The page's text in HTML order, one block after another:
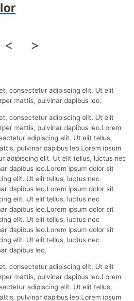
< >
consectetur adipiscing elit. Ut elit
mattis, pulvinar dapibus leo.
consectetur adipiscing elit. Ut elit
mattis, pulvinar dapibus leo.Lorem
adipiscing elit. Ut elit tellus,
pulvinar dapibus leo.Lorem ipsum
adipiscing elit. Ut elit tellus, luctus nec
dapibus leo.Lorem ipsum dolor sit
elit. Ut elit tellus, luctus nec
dapibus leo.Lorem ipsum dolor sit
elit. Ut elit tellus, luctus nec
dapibus leo.Lorem ipsum dolor sit
elit. Ut elit tellus, luctus nec
dapibus leo.Lorem ipsum dolor sit
elit. Ut elit tellus, luctus nec
dapibus leo.
consectetur adipiscing elit. Ut elit
mattis, pulvinar dapibus leo.Lorem
adipiscing elit. Ut elit tellus,
pulvinar dapibus leo.Lorem ipsum